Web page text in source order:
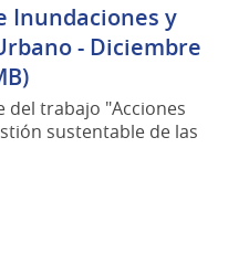
Inundaciones y
- Diciembre
del trabajo "Acciones
sustentable de las